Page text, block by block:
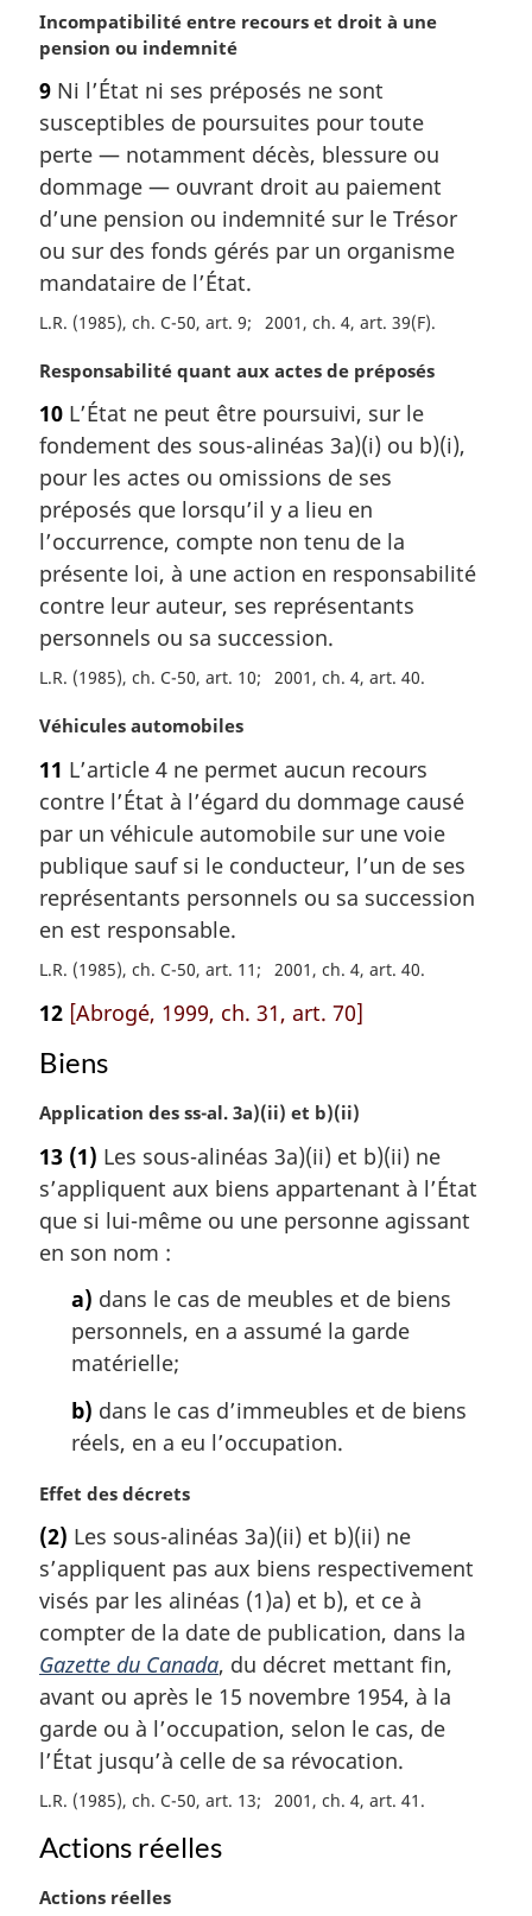
N
o
e
m
a
r
i
n
a
e
:
Incompatibilité entre recours et droit à une
pension ou indemnité
9 Ni l’État ni ses préposés ne sont
susceptibles de poursuites pour toute
perte — notamment décès, blessure ou
dommage — ouvrant droit au paiement
d’une pension ou indemnité sur le Trésor
ou sur des fonds gérés par un organisme
mandataire de l’État.
L.R. (1985), ch. C-50, art. 9 2001, ch. 4, art. 39(F)
N
t
e
m
a
r
g
i
n
a
l
e
Responsabilité quant aux actes de préposés
10 L’État ne peut être poursuivi, sur le
fondement des sous-alinéas 3a)(i) ou b)(i),
pour les actes ou omissions de ses
préposés que lorsqu’il y a lieu en
l’occurrence, compte non tenu de la
présente loi, à une action en responsabilité
contre leur auteur, ses représentants
personnels ou sa succession.
L.R. (1985), ch. C-50, art. 10 2001, ch. 4, art. 40
N
t
e
m
r
g
i
n
l
:
Véhicules automobiles
11 L’article 4 ne permet aucun recours
contre l’État à l’égard du dommage causé
par un véhicule automobile sur une voie
publique sauf si le conducteur, l’un de ses
représentants personnels ou sa succession
en est responsable.
L.R. (1985), ch. C-50, art. 11 2001, ch. 4, art. 40
12 [Abrogé, 1999, ch. 31, art. 70]
Biens
N
t
e
m
a
Application des ss-al. 3a)(ii) et b)(ii)
13 (1) Les sous-alinéas 3a)(ii) et b)(ii) ne
s’appliquent aux biens appartenant à l’État
que si lui-même ou une personne agissant
en son nom :
a) dans le cas de meubles et de biens
personnels, en a assumé la garde
matérielle;
b) dans le cas d’immeubles et de biens
réels, en a eu l’occupation.
N
t
e
m
a
g
i
n
a
e
Effet des décrets
(2) Les sous-alinéas 3a)(ii) et b)(ii) ne
s’appliquent pas aux biens respectivement
visés par les alinéas (1)a) et b), et ce à
compter de la date de publication, dans la
Gazette du Canada, du décret mettant fin,
avant ou après le 15 novembre 1954, à la
garde ou à l’occupation, selon le cas, de
l’État jusqu’à celle de sa révocation.
L.R. (1985), ch. C-50, art. 13 2001, ch. 4, art. 41
Actions réelles
N
Actions réelles